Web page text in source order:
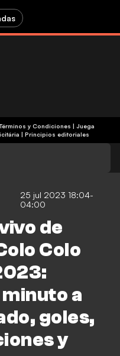
| Principios editoriales
25 jul 2023 18:04-
04:00
de
Colo
a
goles,
y